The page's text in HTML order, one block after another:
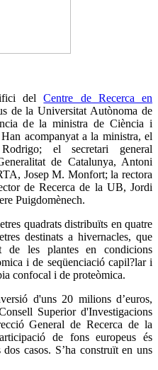
delCentre de Recerca en
de la Universitat Autònoma de
de la ministra de Ciència i
acompanyat a la ministra, el
el secretari general
de Catalunya, Antoni
Josep M. Monfort; la rectora
de Recerca de la UB, Jordi
Puigdomènech.
quadrats distribuïts en quatre
destinats a hivernacles, que
de les plantes en condicions
i de seqüenciació capil?lar i
confocal i de proteòmica.
d'uns 20 milions d’euros,
Superior d'Investigacions
General de Recerca de la
de fons europeus és
casos. S’ha construït en uns